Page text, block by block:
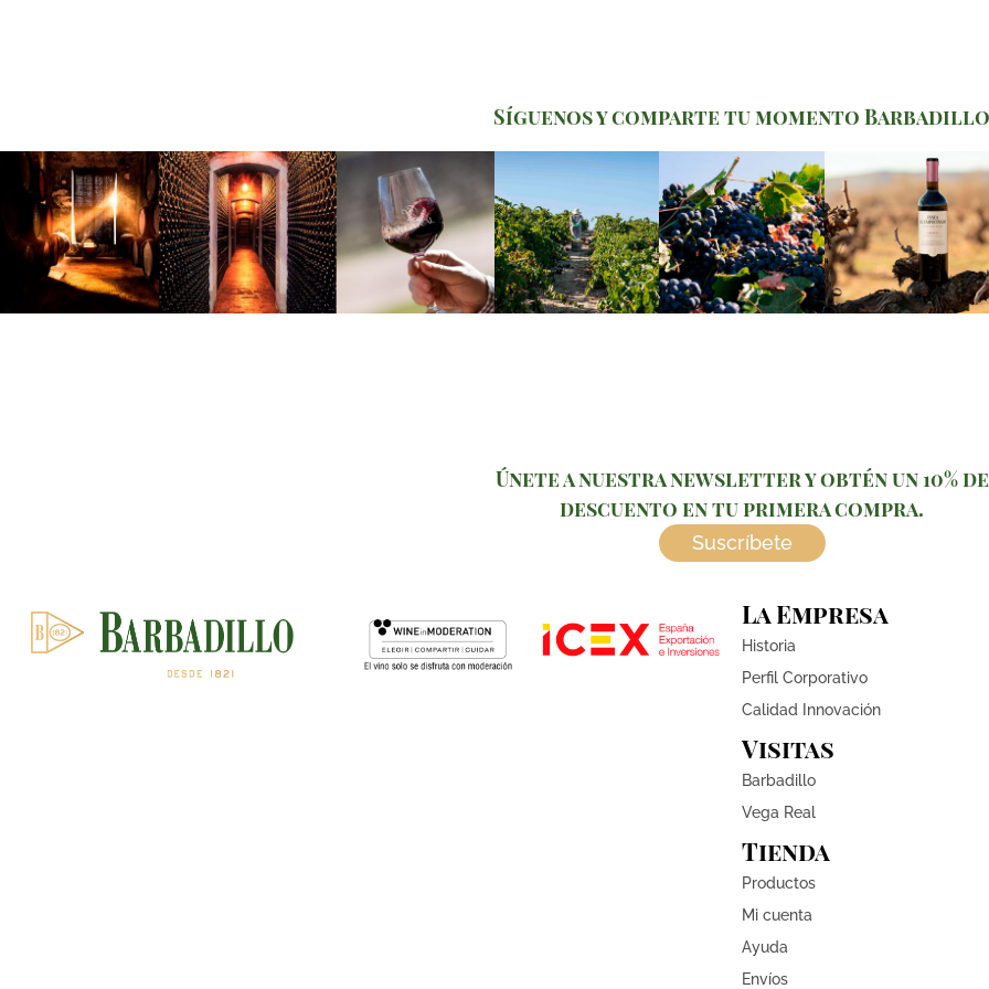
Síguenos y comparte tu momento Barbadillo
Únete a nuestra newsletter y obtén un 10% de
descuento en tu primera compra.
Suscríbete
La Empresa
Historia
Perfil Corporativo
Calidad Innovación
Visitas
Barbadillo
Vega Real
Tienda
Productos
Mi cuenta
Ayuda
Envíos